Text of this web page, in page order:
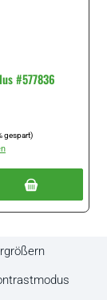
#577836
gespart)